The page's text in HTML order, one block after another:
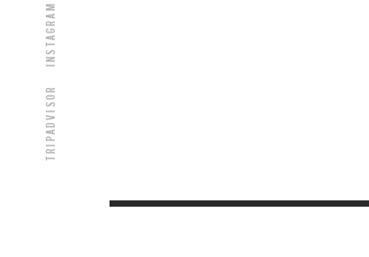
Tripadvisor
Instagram